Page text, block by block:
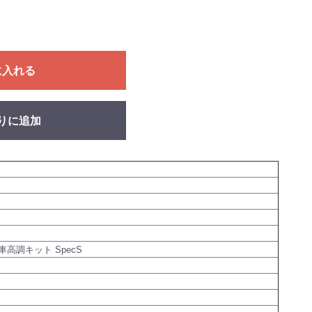
れる
に追加
高調キット SpecS